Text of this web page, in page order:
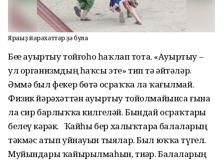
Яраһыҙ йәрәхәттәр ҙә була
Беҙҙе ауыртыу тойғоһо һаҡлап тота. «Ауыртыу –
ул организмдың һаҡсы эте» тип тә әйтәләр.
Әммә был фекер бөтә осраҡҡа ла ҡағылмай.
Физик йәрәхәттән ауыртыу тойолмайынса ғына
ла сир барлыҡҡа килгеләй. Бындай осраҡтарҙы
белеү кәрәк. Ҡайһы бер халыҡтарҙа балаларҙың
тәкмәс атып уйнауын тыялар. Был юҡҡа түгел.
Муйындары ҡайырылмаһын, тиҙәр. Балаларҙың